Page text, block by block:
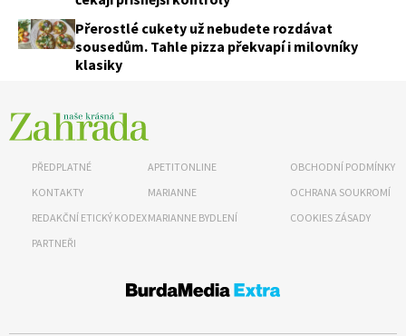
Přerostlé cukety už nebudete rozdávat
sousedům. Tahle pizza překvapí i milovníky
klasiky
PŘEDPLATNÉ
KONTAKTY
REDAKČNÍ ETICKÝ KODEX
PARTNEŘI
APETITONLINE
MARIANNE
MARIANNE BYDLENÍ
OBCHODNÍ PODMÍNKY
OCHRANA SOUKROMÍ
COOKIES ZÁSADY